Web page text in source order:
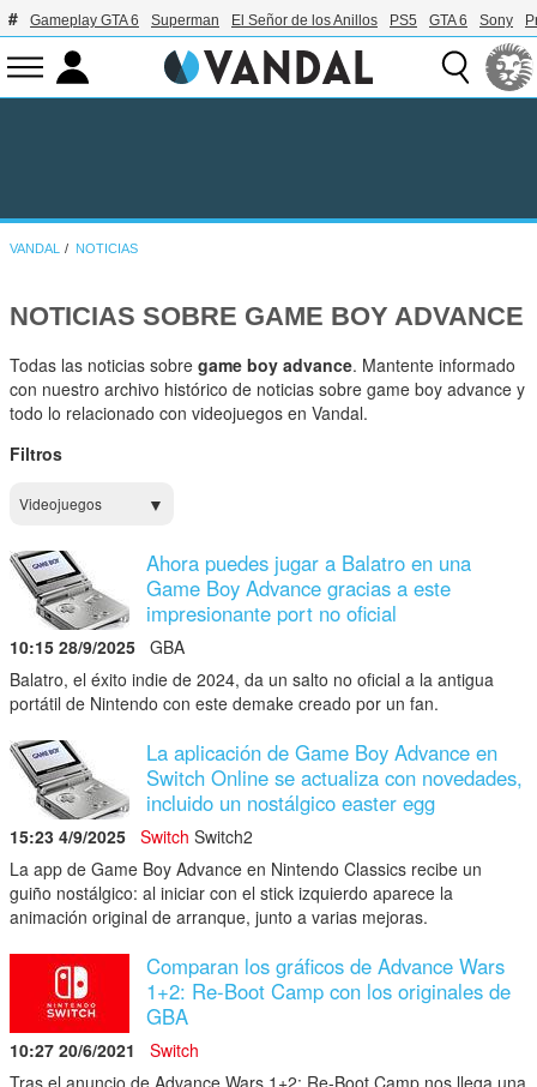
Gameplay GTA 6 Superman El Señor de los Anillos PS5 GTA 6 Sony
VANDAL NOTICIAS
NOTICIAS SOBRE GAME BOY ADVANCE
Todas las noticias sobregame boy advance. Mantente informado
con nuestro archivo histórico de noticias sobre game boy advance y
todo lo relacionado con videojuegos en Vandal.
Filtros
Videojuegos
Ahora puedes jugar a Balatro en una
Game Boy Advance gracias a este
impresionante port no oficial
10:15 28/9/2025
GBA
Balatro, el éxito indie de 2024, da un salto no oficial a la antigua
portátil de Nintendo con este demake creado por un fan.
La aplicación de Game Boy Advance en
Switch Online se actualiza con novedades,
incluido un nostálgico easter egg
15:23 4/9/2025 Switch Switch2
La app de Game Boy Advance en Nintendo Classics recibe un
guiño nostálgico: al iniciar con el stick izquierdo aparece la
animación original de arranque, junto a varias mejoras.
Comparan los gráficos de Advance Wars
1+2: Re-Boot Camp con los originales de
GBA
10:27 20/6/2021
Switch
Tras el anuncio de Advance Wars 1+2: Re-Boot Camp nos llega una